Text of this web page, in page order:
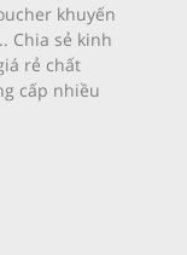
khuyến
Chia sẻ kinh
rẻ chất
cấp nhiều